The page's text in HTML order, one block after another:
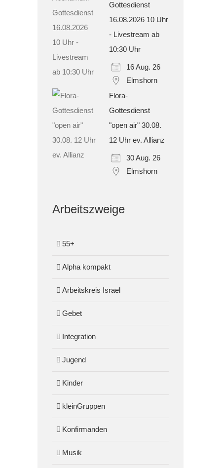
Gottesdienst
16.08.2026 10 Uhr
- Livestream ab
10:30 Uhr
16 Aug. 26
Elmshorn
Flora-
Gottesdienst
"open air" 30.08.
12 Uhr ev. Allianz
30 Aug. 26
Elmshorn
Arbeitszweige
55+
Alpha kompakt
Arbeitskreis Israel
Gebet
Integration
Jugend
Kinder
kleinGruppen
Konfirmanden
Musik